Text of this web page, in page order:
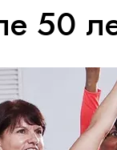
50